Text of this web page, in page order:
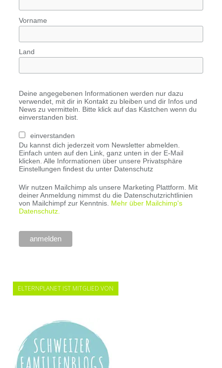
Vorname
Land
Deine angegebenen Informationen werden nur dazu
verwendet, mit dir in Kontakt zu bleiben und dir Infos und
News zu vermitteln. Bitte klick auf das Kästchen wenn du
einverstanden bist.
einverstanden
Du kannst dich jederzeit vom Newsletter abmelden.
Einfach unten auf den Link, ganz unten in der E-Mail
klicken. Alle Informationen über unsere Privatsphäre
Einstellungen findest du unter Datenschutz
Wir nutzen Mailchimp als unsere Marketing Plattform. Mit
deiner Anmeldung nimmst du die Datenschutzrichtlinien
von Mailchimpf zur Kenntnis. Mehr über Mailchimp's
Datenschutz.
ELTERNPLANET IST MITGLIED VON